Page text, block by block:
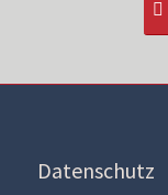
Datenschutz